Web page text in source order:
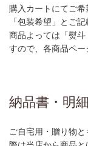
購入カートにてご
「包装希望」とご記
商品よっては「熨
すので、各商品ペー
納品書・明
ご自宅用・贈り物